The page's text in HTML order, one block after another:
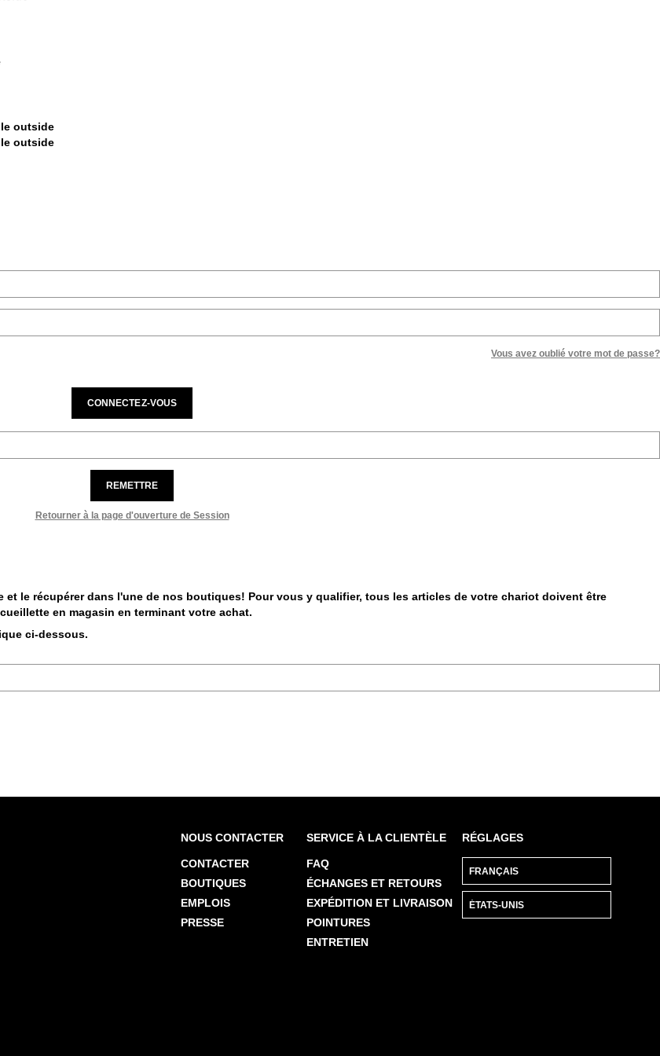
Vous avez oublié votre mot de passe?
CONNECTEZ-VOUS
REMETTRE
Retourner à la page d'ouverture de Session
le récupérer dans l'une de nos boutiques! Pour vous y qualifier, tous les articles de votre chariot doivent être
en magasin en terminant votre achat.
ci-dessous.
NOUS CONTACTER
CONTACTER
BOUTIQUES
EMPLOIS
PRESSE
SERVICE À LA CLIENTÈLE
FAQ
ÉCHANGES ET RETOURS
EXPÉDITION ET LIVRAISON
POINTURES
ENTRETIEN
RÉGLAGES